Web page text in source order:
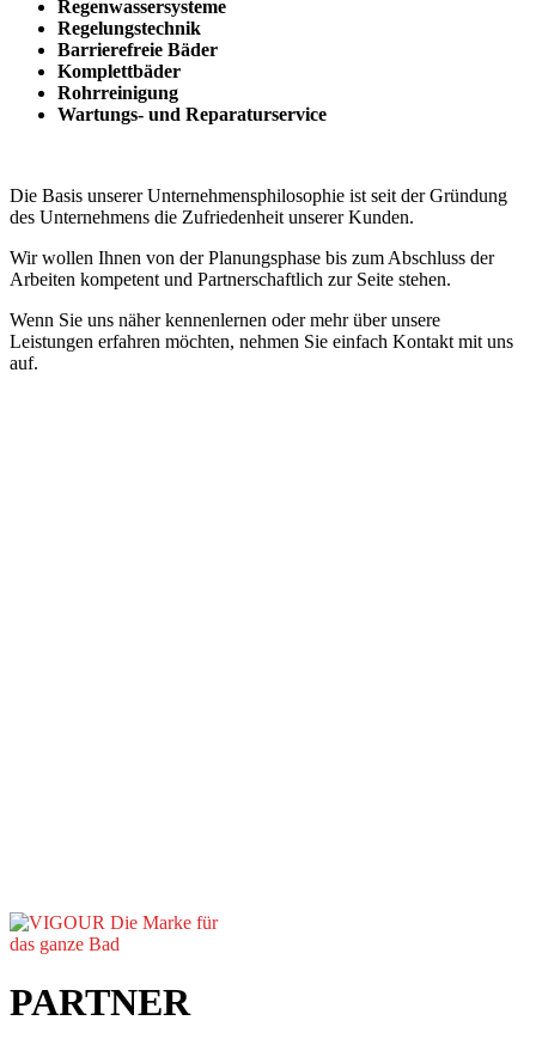
Regenwassersysteme
Regelungstechnik
Barrierefreie Bäder
Komplettbäder
Rohrreinigung
Wartungs- und Reparaturservice
Die Basis unserer Unternehmensphilosophie ist seit der Gründung
des Unternehmens die Zufriedenheit unserer Kunden.
Wir wollen Ihnen von der Planungsphase bis zum Abschluss der
Arbeiten kompetent und Partnerschaftlich zur Seite stehen.
Wenn Sie uns näher kennenlernen oder mehr über unsere
Leistungen erfahren möchten, nehmen Sie einfach Kontakt mit uns
auf.
PARTNER